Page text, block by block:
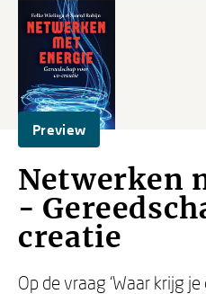
Preview
Netwerken
-
creatie
Op de vraag ‘Waar krijg je